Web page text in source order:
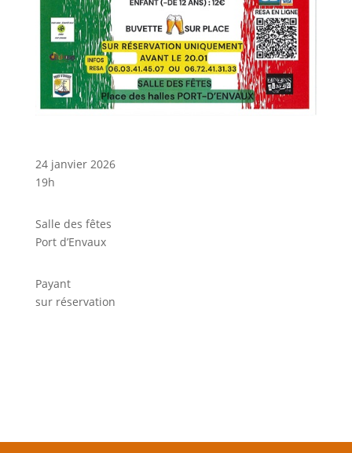
24 janvier 2026
19h
Salle des fêtes
Port d’Envaux
Payant
sur réservation